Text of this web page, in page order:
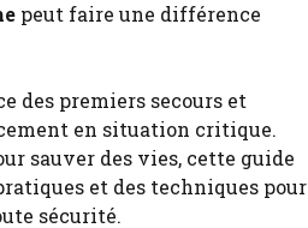
peut faire une différence